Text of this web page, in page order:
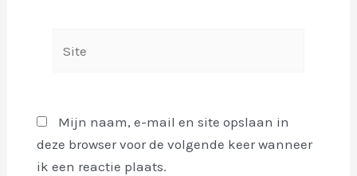
Mijn naam, e-mail en site opslaan in
deze browser voor de volgende keer wanneer
ik een reactie plaats.